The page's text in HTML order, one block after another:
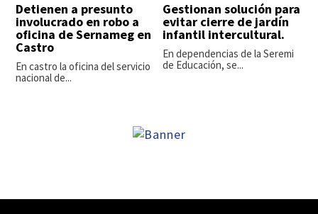
Detienen a presunto
involucrado en robo a
oficina de Sernameg en
Castro
En castro la oficina del servicio
nacional de...
Gestionan solución para
evitar cierre de jardín
infantil intercultural.
En dependencias de la Seremi
de Educación, se...